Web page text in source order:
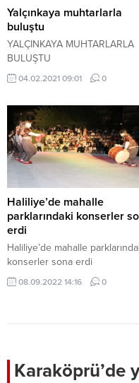
Yalçınkaya muhtarlarla
buluştu
YALÇINKAYA MUHTARLARLA
BULUŞTU
04.02.2021 09:01 0
Haliliye’de mahalle
parklarındaki konserler
erdi
Haliliye’de mahalle
konserler sona erdi
08.09.2022 14:16 0
Karaköprü’de